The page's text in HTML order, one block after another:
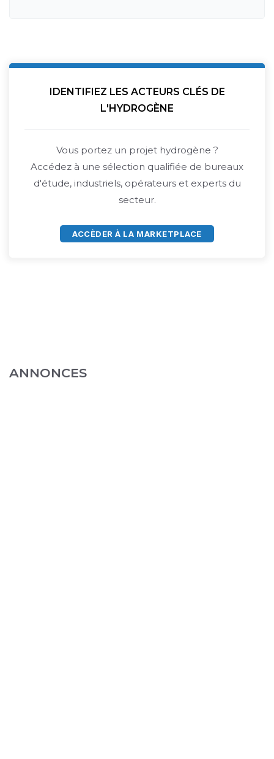
IDENTIFIEZ LES ACTEURS CLÉS DE
L'HYDROGÈNE
Vous portez un projet hydrogène ?
Accédez à une sélection qualifiée de bureaux
d'étude, industriels, opérateurs et experts du
secteur.
ACCÈDER À LA MARKETPLACE
ANNONCES